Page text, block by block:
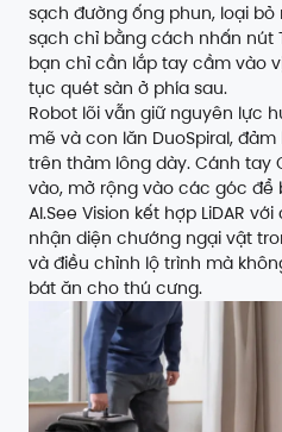
sạch đường ống phun, loại
sạch chỉ bằng cách nhấn nút
bạn chỉ cần lắp tay cầm vào
tục quét sàn ở phía sau.
Robot lõi vẫn giữ nguyên lực
mẽ và con lăn DuoSpiral,
trên thảm lông dày. Cánh tay
vào, mở rộng vào các góc để
AI.See Vision kết hợp LiDAR
nhận diện chướng ngại vật
và điều chỉnh lộ trình mà
bát ăn cho thú cưng.